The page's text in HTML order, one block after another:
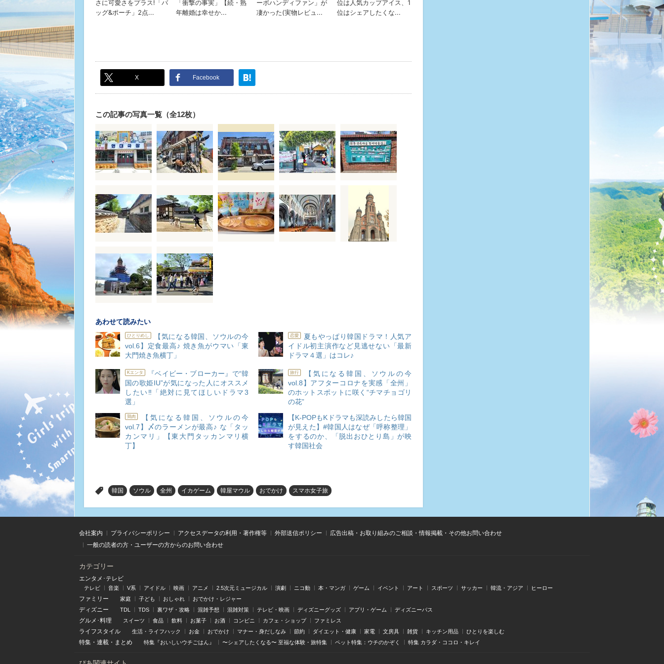
X Facebook
この記事の写真一覧（全12枚）
あわせて読みたい
ひとりめし
【気になる韓国、ソウルの今
vol.6】定食最高♪ 焼き魚がウマい「東
大門焼き魚横丁」
恋愛
夏もやっぱり韓国ドラマ！人気ア
イドル初主演作など見逃せない「最新
ドラマ４選」はコレ♪
Kエンタ
『ベイビー・ブローカー』で“韓
国の歌姫IU”が気になった人にオススメ
したい‼「絶対に見てほしいドラマ3
選」
旅行
【気になる韓国、ソウルの今
vol.8】アフターコロナを実感「全州」
のホットスポットに咲く“チマチョゴリ
の花”
鶏肉
【気になる韓国、ソウルの今
vol.7】〆のラーメンが最高♪ な「タッ
カンマリ」【東大門タッカンマリ横
丁】
【K-POPもKドラマも深読みしたら韓国
が見えた】#韓国人はなぜ「呼称整理」
をするのか、「脱出おひとり島」が映
す韓国社会
韓国 ソウル 全州 イカゲーム 韓屋マウル おでかけ スマホ女子旅
会社案内 プライバシーポリシー アクセスデータの利用・著作権等 外部送信ポリシー
広告出稿・お取り組みのご相談・情報掲載・その他お問い合わせ
一般の読者の方・ユーザーの方からのお問い合わせ
カテゴリー
エンタメ･テレビ
テレビ 音楽 V系 アイドル 映画 アニメ 2.5次元ミュージカル 演劇 ニコ動 本・マンガ ゲーム イベント アート スポーツ サッカー 韓流・アジア ヒーロー
ファミリー 家庭 子ども おしゃれ おでかけ・レジャー
ディズニー TDL TDS 裏ワザ・攻略 混雑予想 混雑対策 テレビ・映画 ディズニーグッズ アプリ・ゲーム ディズニーパス
グルメ･料理 スイーツ 食品 飲料 お菓子 お酒 コンビニ カフェ・ショップ ファミレス
ライフスタイル 生活・ライフハック お金 おでかけ マナー・身だしなみ 節約 ダイエット・健康 家電 文房具 雑貨 キッチン用品 ひとりを楽しむ
特集 ・ 連載 ・ まとめ 特集『おいしいウチごはん』 〜シェアしたくなる〜 至福な体験・旅特集 ペット特集：ウチのかぞく 特集 カラダ・ココロ・キレイ